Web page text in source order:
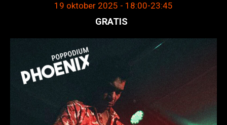
19 oktober 2025 - 18:00-23:45
GRATIS